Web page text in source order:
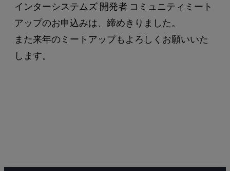
インターシステムズ 開発者 コミュニティミート
アップのお申込みは、締めきりました。
また来年のミートアップもよろしくお願いいた
します。